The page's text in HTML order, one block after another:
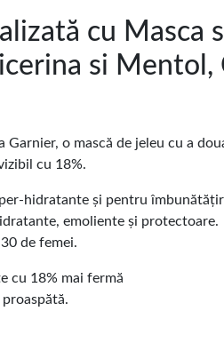
cu Masca
si Mentol,
o mască de jeleu cu a
cu 18%.
hidratante și pentru
emoliente și protectoare.
de femei.
cu 18% mai fermă